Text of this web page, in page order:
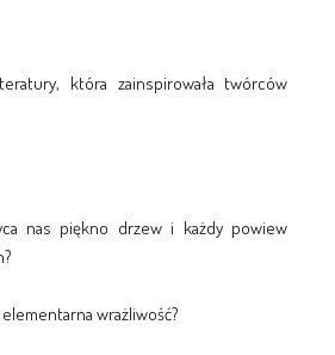
która zainspirowała twórców
nas piękno drzew i każdy powiew
elementarna wrażliwość?